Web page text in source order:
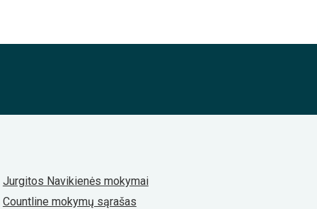
Jurgitos Navikienės mokymai
Countline mokymų sąrašas